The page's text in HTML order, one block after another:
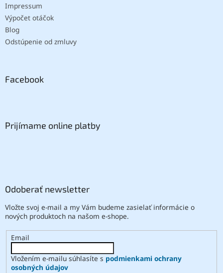
Impressum
Výpočet otáčok
Blog
Odstúpenie od zmluvy
Facebook
Prijímame online platby
Odoberať newsletter
Vložte svoj e-mail a my Vám budeme zasielať informácie o
nových produktoch na našom e-shope.
Email
Vložením e-mailu súhlasíte s podmienkami ochrany
osobných údajov